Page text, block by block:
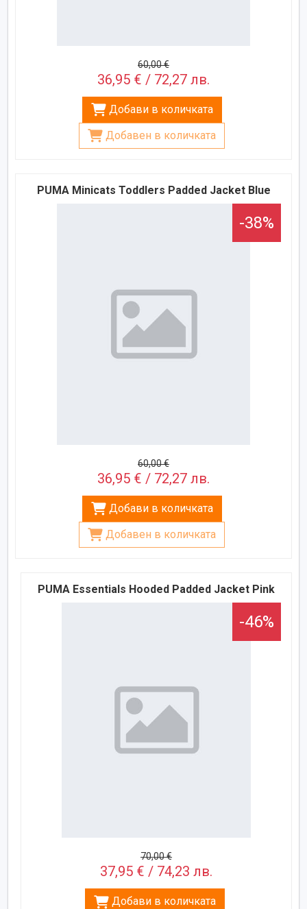
60,00 €
36,95 € / 72,27 лв.
Добави в количката
Добавен в количката
PUMA Minicats Toddlers Padded Jacket Blue
-38%
60,00 €
36,95 € / 72,27 лв.
Добави в количката
Добавен в количката
PUMA Essentials Hooded Padded Jacket Pink
-46%
70,00 €
37,95 € / 74,23 лв.
Добави в количката